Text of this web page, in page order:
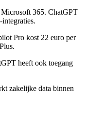
365. ChatGPT
Pro kost 22 euro per
heeft ook toegang
zakelijke data binnen